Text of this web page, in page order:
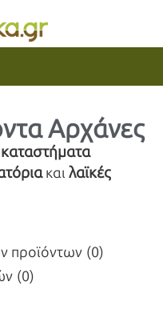
Αρχάνες
καταστήματα
και λαϊκές
προϊόντων (0)
(0)